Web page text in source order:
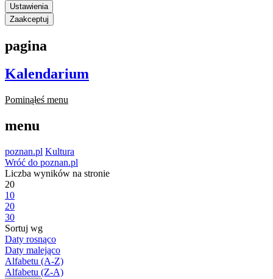
Ustawienia
Zaakceptuj
pagina
Kalendarium
Pominąłeś menu
menu
poznan.pl Kultura
Wróć do poznan.pl
Liczba wyników na stronie
20
10
20
30
Sortuj wg
Daty rosnąco
Daty malejąco
Alfabetu (A-Z)
Alfabetu (Z-A)